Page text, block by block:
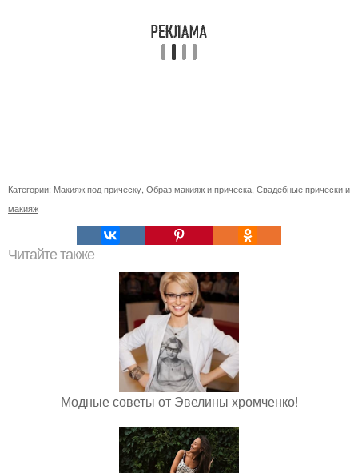
Категории: Макияж под прическу Образ макияж и прическа Свадебные прически и
макияж
Читайте также
Модные советы от Эвелины хромченко!